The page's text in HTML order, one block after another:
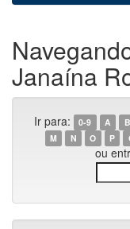
Janaína
Ir para: 0-9 A B
M
N O P
ou